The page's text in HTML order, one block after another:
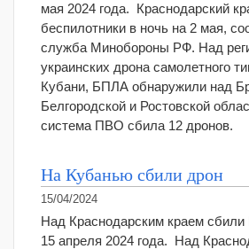
мая 2024 года. Краснодарский
беспилотники в ночь на 2 мая,
служба Минобороны РФ. Над
украинских дрона самолетного
Кубани, БПЛА обнаружили над
Белгородской и Ростовской
система ПВО сбила 12 дронов.
На Кубанью сбили дрон
15/04/2024
Над Краснодарским краем
15 апреля 2024 года. Над